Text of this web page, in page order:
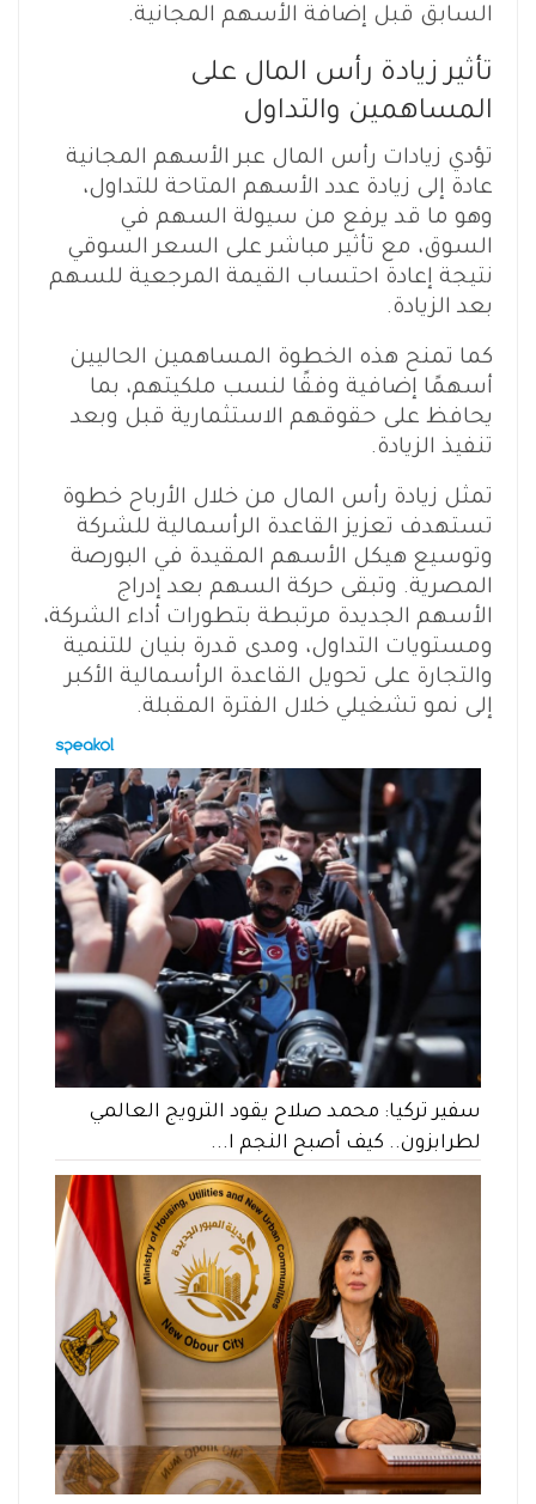
السابق قبل إضافة الأسهم المجانية.
تأثير زيادة رأس المال على
المساهمين والتداول
تؤدي زيادات رأس المال عبر الأسهم المجانية
عادة إلى زيادة عدد الأسهم المتاحة للتداول،
وهو ما قد يرفع من سيولة السهم في
السوق، مع تأثير مباشر على السعر السوقي
نتيجة إعادة احتساب القيمة المرجعية للسهم
بعد الزيادة.
كما تمنح هذه الخطوة المساهمين الحاليين
أسهمًا إضافية وفقًا لنسب ملكيتهم، بما
يحافظ على حقوقهم الاستثمارية قبل وبعد
تنفيذ الزيادة.
تمثل زيادة رأس المال من خلال الأرباح خطوة
تستهدف تعزيز القاعدة الرأسمالية للشركة
وتوسيع هيكل الأسهم المقيدة في البورصة
المصرية. وتبقى حركة السهم بعد إدراج
الأسهم الجديدة مرتبطة بتطورات أداء الشركة،
ومستويات التداول، ومدى قدرة بنيان للتنمية
والتجارة على تحويل القاعدة الرأسمالية الأكبر
إلى نمو تشغيلي خلال الفترة المقبلة.
سفير تركيا: محمد صلاح يقود الترويج العالمي
لطرابزون.. كيف أصبح النجم ا...